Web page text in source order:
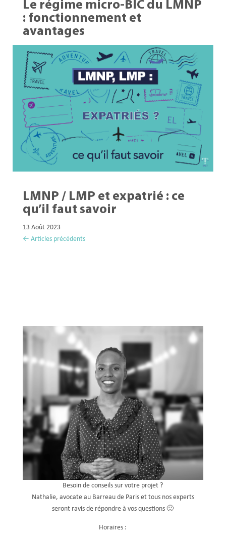
Le régime micro-BIC du LMNP
: fonctionnement et
avantages
LMNP / LMP et expatrié : ce
qu’il faut savoir
13 Août 2023
« Entrées précédentes
Besoin de conseils sur votre projet ?
Nathalie, avocate au Barreau de Paris et tous nos experts
seront ravis de répondre à vos questions 🙂
Horaires :